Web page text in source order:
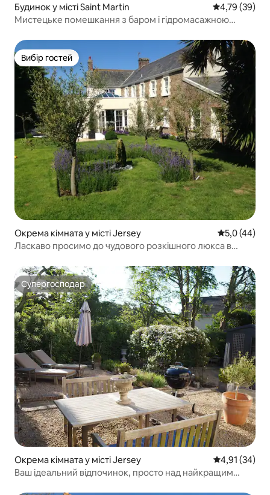
Будинок у місті Saint Martin Середня
4,79 (39)
Мистецьке помешкання з баром і гідромасажною
Вибір гостей
Вибір гостей
Окрема кімната у місті Jersey Середня
5,0 (44)
Ласкаво просимо до чудового розкішного люкса в
Супергосподар
Супергосподар
Окрема кімната у місті Jersey Середня
4,91 (34)
Ваш ідеальний відпочинок, просто над найкращим